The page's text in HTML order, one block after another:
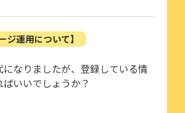
ジ運用について】
なりましたが、登録している情
いいでしょうか？